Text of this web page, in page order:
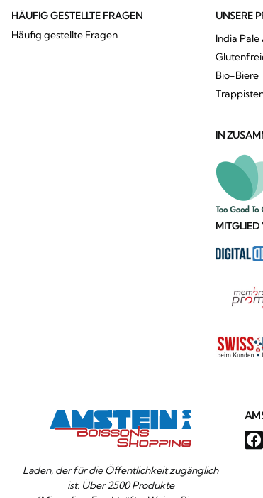
HÄUFIG GESTELLTE FRAGEN
Häufig gestellte Fragen
UNSERE
India Pale
Bio-Biere
IN
MITGLIED
Laden, der für die Öffentlichkeit zugänglich
ist. Über 2500 Produkte